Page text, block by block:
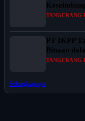
TANGERANG
PT IKPP
Binaan
TANGERANG
Selengkapnya